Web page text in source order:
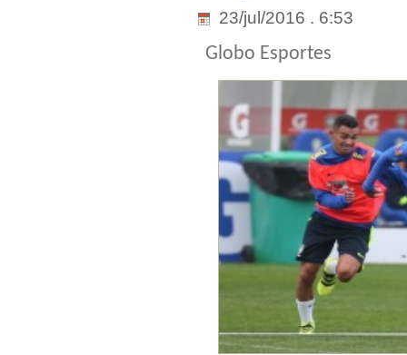
23/jul/2016 . 6:53
Globo Esportes